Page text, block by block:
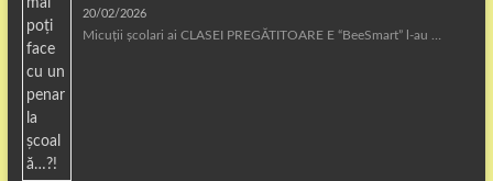
20/02/2026
Micuții școlari ai CLASEI PREGĂTITOARE E “BeeSmart” l-au …